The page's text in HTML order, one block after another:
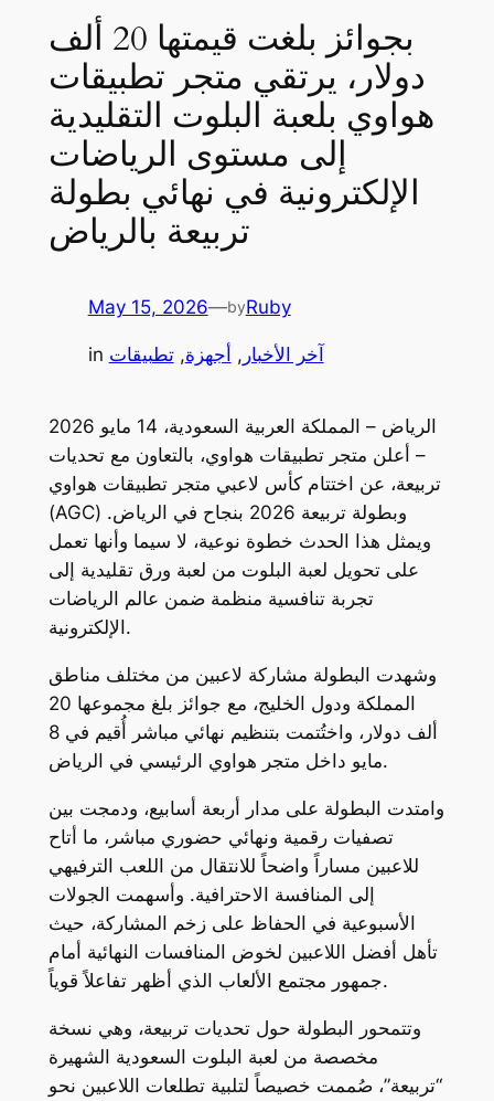
بجوائز بلغت قيمتها 20 ألف
دولار، يرتقي متجر تطبيقات
هواوي بلعبة البلوت التقليدية
إلى مستوى الرياضات
الإلكترونية في نهائي بطولة
تربيعة بالرياض
May 15, 2026—byRuby
in آخر الأخبار , أجهزة, تطبيقات
الرياض – المملكة العربية السعودية، 14 مايو 2026
– أعلن متجر تطبيقات هواوي، بالتعاون مع تحديات
تربيعة، عن اختتام كأس لاعبي متجر تطبيقات هواوي
(AGC) وبطولة تربيعة 2026 بنجاح في الرياض.
ويمثل هذا الحدث خطوة نوعية، لا سيما وأنها تعمل
على تحويل لعبة البلوت من لعبة ورق تقليدية إلى
تجربة تنافسية منظمة ضمن عالم الرياضات
الإلكترونية.
وشهدت البطولة مشاركة لاعبين من مختلف مناطق
المملكة ودول الخليج، مع جوائز بلغ مجموعها 20
ألف دولار، واختُتمت بتنظيم نهائي مباشر أُقيم في 8
مايو داخل متجر هواوي الرئيسي في الرياض.
وامتدت البطولة على مدار أربعة أسابيع، ودمجت بين
تصفيات رقمية ونهائي حضوري مباشر، ما أتاح
للاعبين مساراً واضحاً للانتقال من اللعب الترفيهي
إلى المنافسة الاحترافية. وأسهمت الجولات
الأسبوعية في الحفاظ على زخم المشاركة، حيث
تأهل أفضل اللاعبين لخوض المنافسات النهائية أمام
جمهور مجتمع الألعاب الذي أظهر تفاعلاً قوياً.
وتتمحور البطولة حول تحديات تربيعة، وهي نسخة
مخصصة من لعبة البلوت السعودية الشهيرة
“تربيعة”، صُممت خصيصاً لتلبية تطلعات اللاعبين نحو